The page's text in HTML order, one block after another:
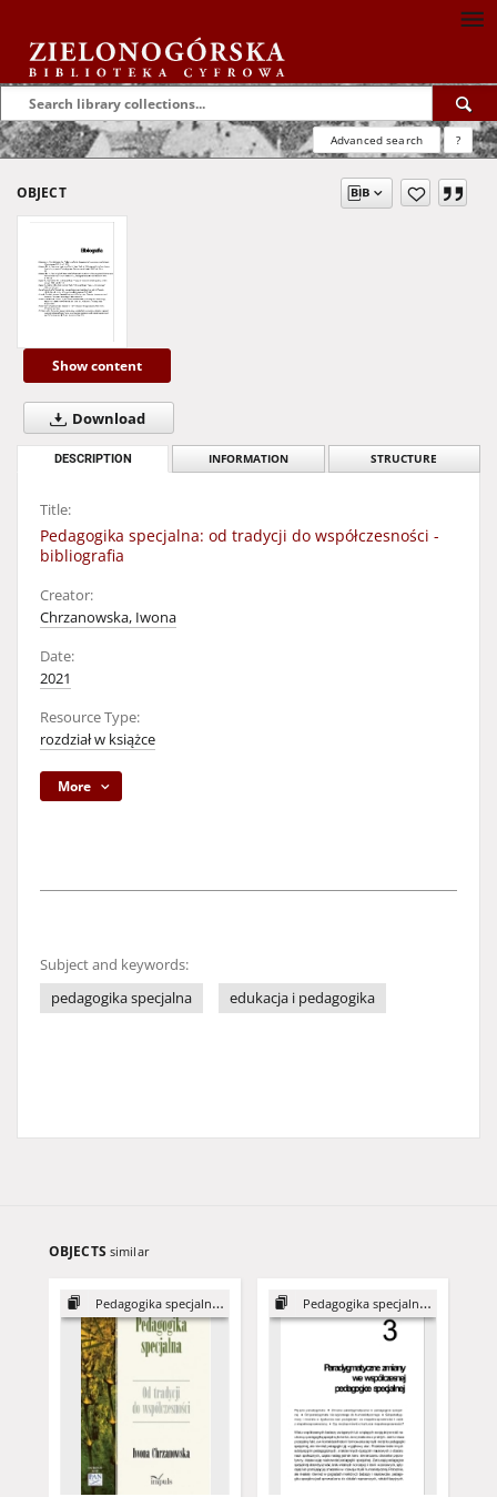
Advanced search ?
OBJECT
Show content
Download
DESCRIPTION INFORMATION STRUCTURE
Title:
Pedagogika specjalna: od tradycji do współczesności -
bibliografia
Creator:
Chrzanowska, Iwona
Date:
2021
Resource Type:
rozdział w książce
More
Subject and keywords:
pedagogika specjalna
edukacja i pedagogika
OBJECTS similar
Pedagogika specjalna: od tradycji... Pedagogika specjalna: od tradycji...